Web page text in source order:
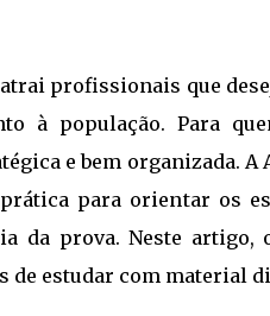
profissionais que
à população. Para
e bem organizada. A
para orientar os
da prova. Neste artigo,
de estudar com material